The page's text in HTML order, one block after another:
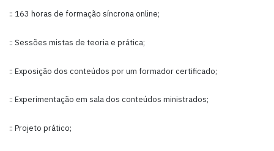
:: 163 horas de formação síncrona online;
:: Sessões mistas de teoria e prática;
:: Exposição dos conteúdos por um formador certificado;
:: Experimentação em sala dos conteúdos ministrados;
:: Projeto prático;